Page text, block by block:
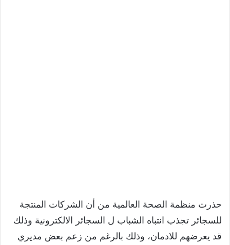
حذرت منظمة الصحة العالمية من أن الشركات المنتجة
للسجائر تجذب انتباه الشباب ل السجائر الالكترونية وذلك
قد يعرضهم للادمان، وذلك بالرغم من زعم بعض مديري